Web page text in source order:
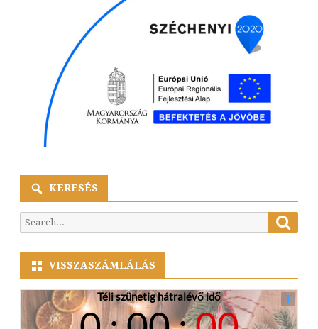
KERESÉS
Search
for:
VISSZASZÁMLÁLÁS